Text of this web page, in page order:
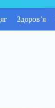
Здоров’я